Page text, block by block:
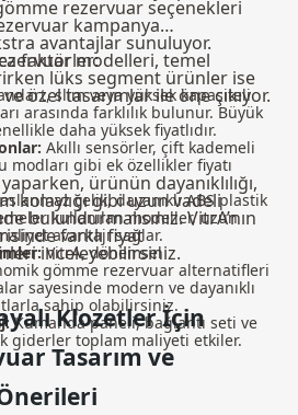
rezervuar seçenekleri
kampanya
avantajlar sunuluyor.
modelleri, temel
lüks segment ürünler ise
özel tasarımlar ile öne çıkıyor.
faktörler:
slim veya yüksek kapasiteli
arasında farklılık bulunur. Büyük
daha yüksek fiyatlıdır.
Akıllı sensörler, çift kademeli
modları gibi ek özellikler fiyatı
çelik, dayanıklı ABS plastik
kullanılan modeller, uzun
avantajı sağlar.
VitrA, dönemsel
gömme rezervuar alternatifleri
sayesinde modern ve dayanıklı
sahip olabilirsiniz.
Kumanda paneli, bağlantı seti ve
giderler toplam maliyeti etkiler.
ürünün dayanıklılığı,
kolaylığı gibi uzun vadeli
bulundurmalısınız. VitrA’nın
farklı fiyat
inceleyebilirsiniz.
Klozetler İçin
Tasarım ve